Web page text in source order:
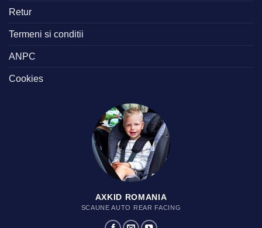
Retur
Termeni si conditii
ANPC
Cookies
AXKID ROMANIA
SCAUNE AUTO REAR FACING